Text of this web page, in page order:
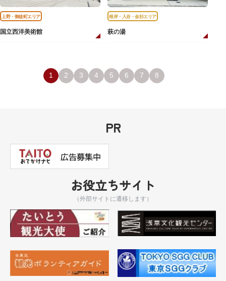
上野・御徒町エリア
国立西洋美術館
根岸・入谷・金杉エリア
萩の湯
1 2 3 4 5 6 7 8
PR
お役立ちサイト
（外部サイトに遷移します）